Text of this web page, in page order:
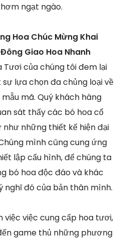
ngạt ngào.
Hoa Chúc Mừng Khai
Giao Hoa Nhanh
Tươi của chúng tôi đem lại
lựa chọn đa chủng loại về
mã. Quý khách hàng
sát thấy các bó hoa cổ
những thiết kế hiện đại
mình cũng cung ứng
lập cấu hình, để chúng ta
bó hoa độc đáo và khác
nghĩ đó của bản thân mình.
việc việc cung cấp hoa tươi,
game thủ những phương